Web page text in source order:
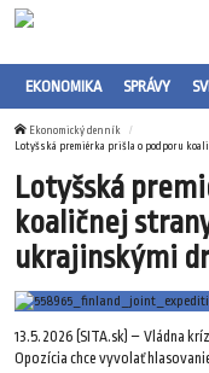
EKONOMIKA SPRÁVY
Ekonomický denník
Lotyšská premiérka prišla o podporu
Lotyšská
koaličnej
ukrajinskými
13.5.2026 (SITA.sk) – Vládna
Opozícia chce vyvolať